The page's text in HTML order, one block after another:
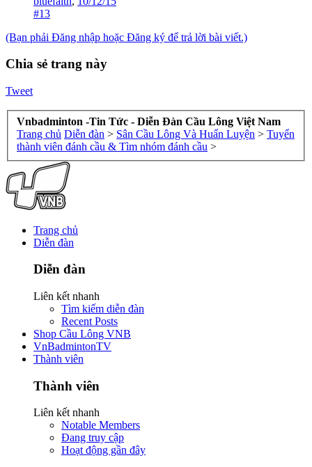
#13
(Bạn phải Đăng nhập hoặc Đăng ký để trả lời bài viết.)
Chia sẻ trang này
Tweet
Vnbadminton -Tin Tức - Diễn Đàn Cầu Lông Việt Nam
Trang chủ Diễn đàn > Sân Cầu Lông Và Huấn Luyện > Tuyển
thành viên đánh cầu & Tìm nhóm đánh cầu >
Trang chủ
Diễn đàn
Diễn đàn
Liên kết nhanh
Tìm kiếm diễn đàn
Recent Posts
Shop Cầu Lông VNB
VnBadmintonTV
Thành viên
Thành viên
Liên kết nhanh
Notable Members
Đang truy cập
Hoạt động gần đây